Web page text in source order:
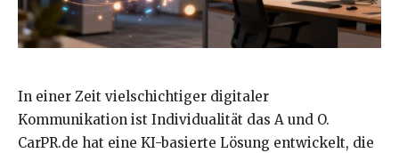
In einer Zeit vielschichtiger digitaler
Kommunikation ist Individualität das A und O.
CarPR.de hat eine KI-basierte Lösung entwickelt, die